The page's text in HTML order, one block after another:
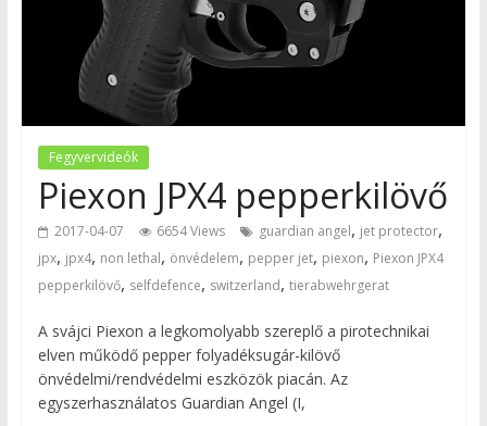
Fegyvervideók
Piexon JPX4 pepperkilövő
2017-04-07 6654 Views guardian angel, jet protector,
jpx, jpx4, non lethal, önvédelem, pepper jet, piexon, Piexon JPX4
pepperkilövő, selfdefence, switzerland, tierabwehrgerat
A svájci Piexon a legkomolyabb szereplő a pirotechnikai
elven működő pepper folyadéksugár-kilövő
önvédelmi/rendvédelmi eszközök piacán. Az
egyszerhasználatos Guardian Angel (I,